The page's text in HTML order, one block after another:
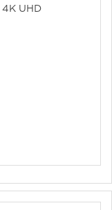
UHD